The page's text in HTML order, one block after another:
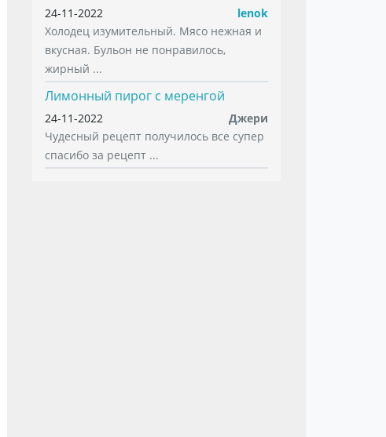
24-11-2022
lenok
Холодец изумительный. Мясо нежная и
вкусная. Бульон не понравилось,
жирный ...
Лимонный пирог с меренгой
24-11-2022
Джери
Чудесный рецепт получилось все супер
спасибо за рецепт ...